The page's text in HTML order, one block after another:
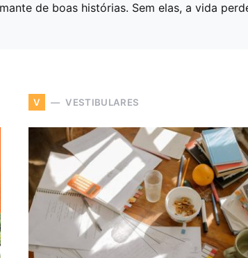
de boas histórias. Sem elas, a vida
V VESTIBULARES